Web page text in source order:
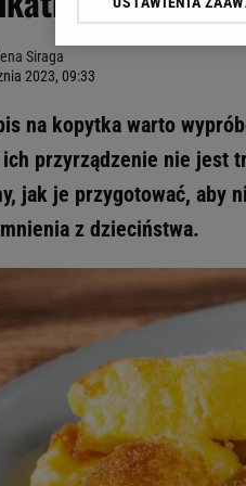
Siraga
2023, 09:33
na kopytka warto
ich przyrządzenie nie jest
jak je przygotować, aby
z dzieciństwa.
Klikając „Akceptuję”
odnośnik „Ustawienia
My, nasi Zaufani
Użycie dokładnych
Przechowywanie
badnie odbiorców i